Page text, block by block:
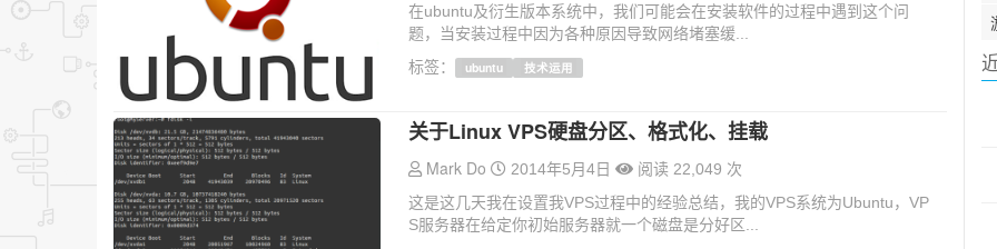
在ubuntu及衍生版本系统中，我们可能会在安装软件的过程中遇到这个问
题，当安装过程中因为各种原因导致网络堵塞缓...
标签：
ubuntu 技术运用
关于Linux VPS硬盘分区、格式化、挂载
Mark Do 2014年5月4日
阅读 22,049 次
这是这几天我在设置我VPS过程中的经验总结，我的VPS系统为Ubuntu，VP
S服务器在给定你初始服务器就一个磁盘是分好区...